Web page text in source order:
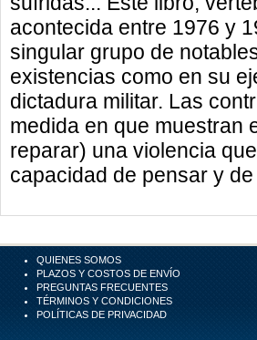
acontecida entre 1976 y
singular grupo de
existencias como en su
dictadura militar. Las
medida en que muestran
reparar) una violencia
capacidad de pensar y
QUIENES SOMOS
PLAZOS Y COSTOS DE ENVÍO
PREGUNTAS FRECUENTES
TÉRMINOS Y CONDICIONES
POLÍTICAS DE PRIVACIDAD